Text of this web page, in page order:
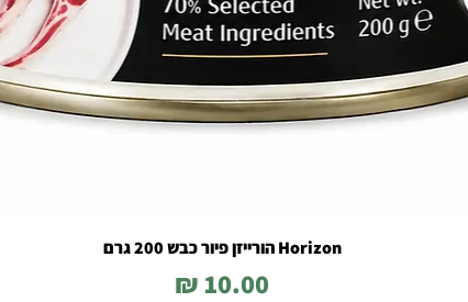
Horizon הורייזן פיור כבש 200 גרם
מחיר